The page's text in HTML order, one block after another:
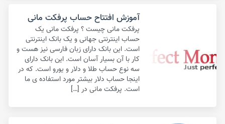
آموزش افتتاح حساب پرفکت مانی
پرفکت مانی چیست ؟ پرفکت مانی یک
حساب اینترنتی جهانی و یک بانک اینترنتی
است. این بانک دارای زبان فارسی نیز هست و
کار با آن بسیار آسان است. این بانک دارای
سه نوع حساب طلا و دلار و یورو است. که در
اینجا حساب دلار بیشتر مورد استفاده ی ما
است. پرفکت مانی در […]